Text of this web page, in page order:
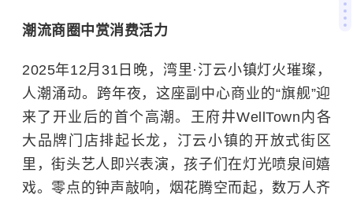
潮流商圈中赏消费活力
2025年12月31日晚，湾里·汀云小镇灯火璀璨，
人潮涌动。跨年夜，这座副中心商业的“旗舰”迎
来了开业后的首个高潮。王府井WellTown内各
大品牌门店排起长龙，汀云小镇的开放式街区
里，街头艺人即兴表演，孩子们在灯光喷泉间嬉
戏。零点的钟声敲响，烟花腾空而起，数万人齐